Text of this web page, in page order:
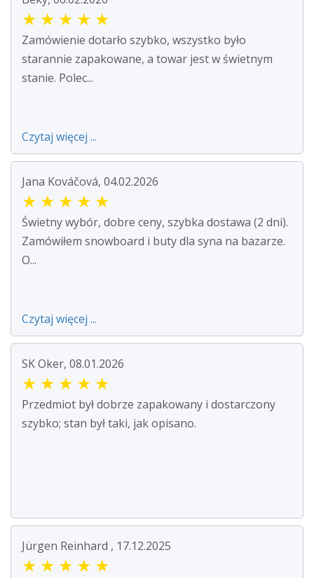
★ ★ ★ ★ ★
Zamówienie dotarło szybko, wszystko było
starannie zapakowane, a towar jest w świetnym
stanie. Polec...
Czytaj więcej ...
Jana Kováčová, 04.02.2026
★ ★ ★ ★ ★
Świetny wybór, dobre ceny, szybka dostawa (2 dni).
Zamówiłem snowboard i buty dla syna na bazarze.
O...
Czytaj więcej ...
SK Oker, 08.01.2026
★ ★ ★ ★ ★
Przedmiot był dobrze zapakowany i dostarczony
szybko; stan był taki, jak opisano.
Jürgen Reinhard , 17.12.2025
★ ★ ★ ★ ★